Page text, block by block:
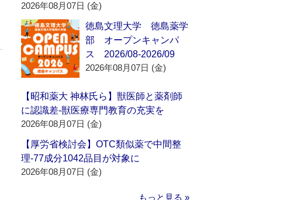
2026年08月07日 (金)
徳島文理大学 徳島薬学
部 オープンキャンパ
ス 2026/08-2026/09
2026年08月07日 (金)
【昭和薬大 神林氏ら】獣医師と薬剤師
に認識差‐獣医療専門教育の充実を
2026年08月07日 (金)
【厚労省検討会】OTC類似薬で中間整
理‐77成分1042品目が対象に
2026年08月07日 (金)
もっと見る »